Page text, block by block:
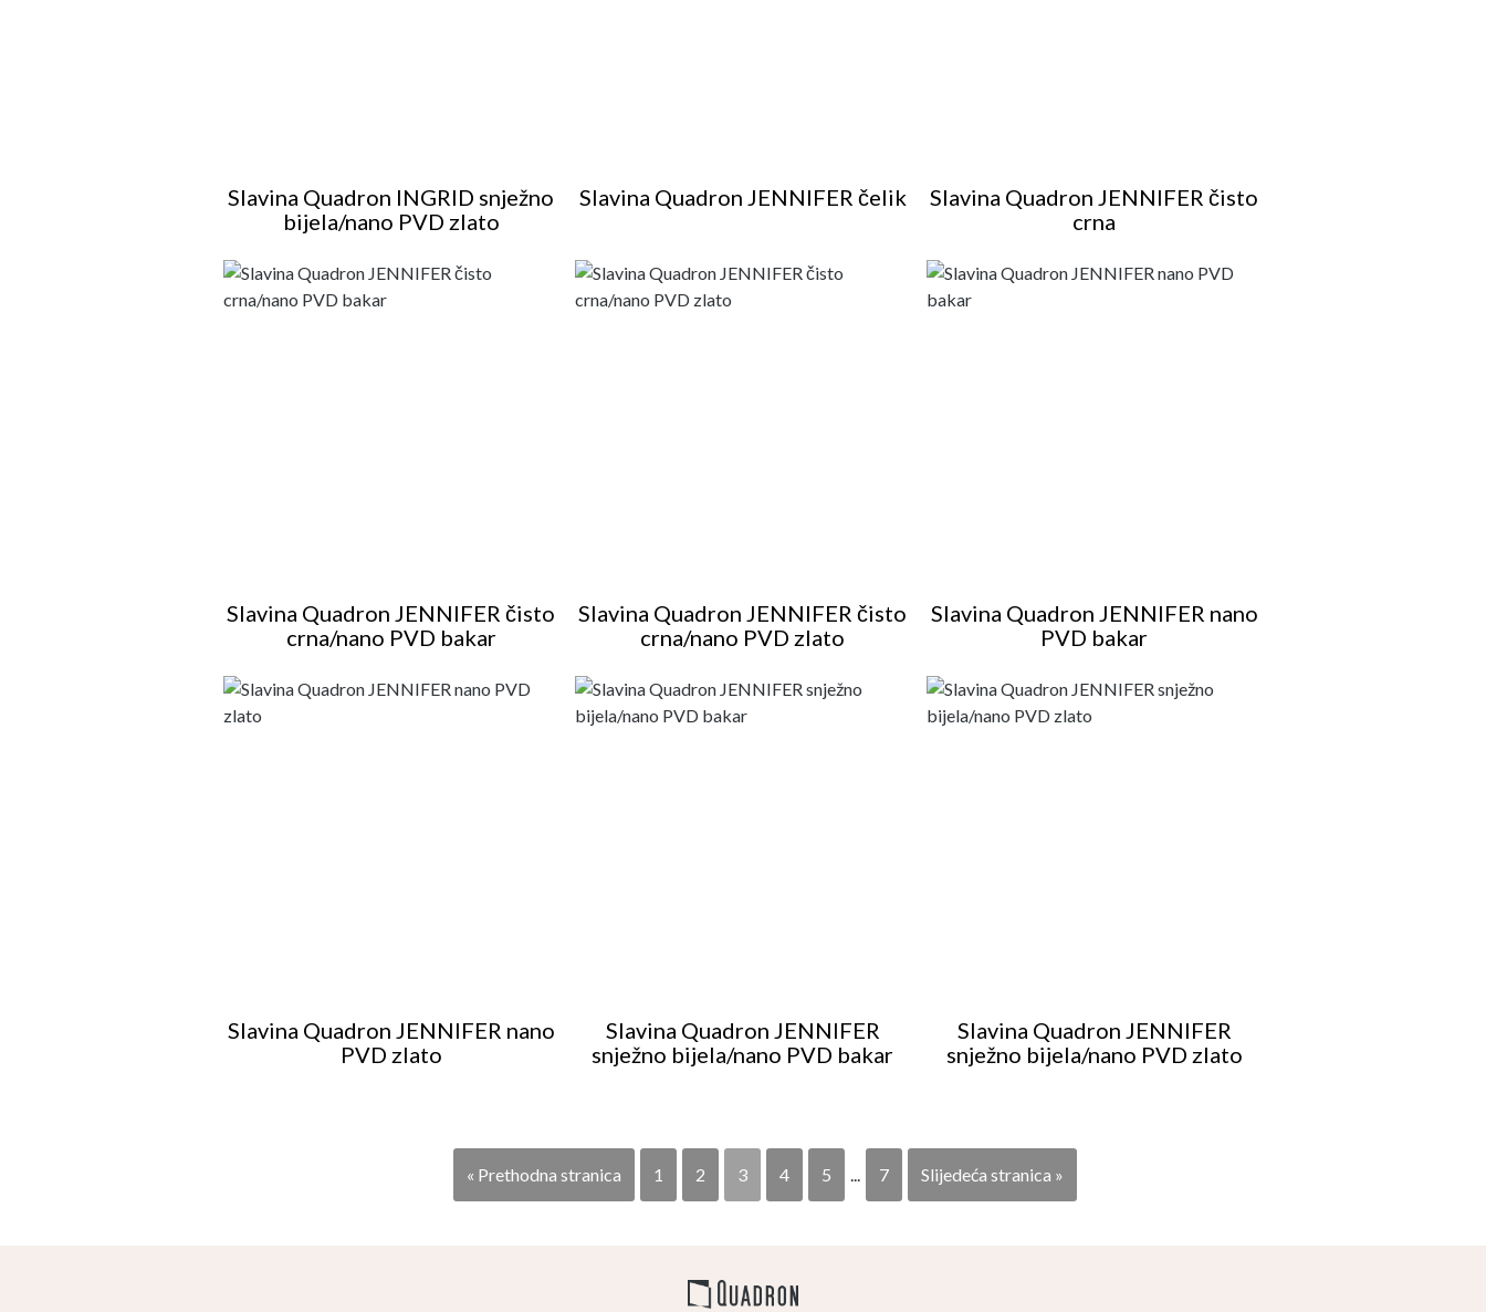
Slavina Quadron INGRID snježno
bijela/nano PVD zlato
Slavina Quadron JENNIFER čelik
Slavina Quadron JENNIFER čisto
crna
Slavina Quadron JENNIFER čisto
crna/nano PVD bakar
Slavina Quadron JENNIFER čisto
crna/nano PVD zlato
Slavina Quadron JENNIFER nano
PVD bakar
Slavina Quadron JENNIFER nano
PVD zlato
Slavina Quadron JENNIFER
snježno bijela/nano PVD bakar
Slavina Quadron JENNIFER
snježno bijela/nano PVD zlato
« Prethodna stranica 1 2 3 4 5 ... 7 Slijedeća stranica »